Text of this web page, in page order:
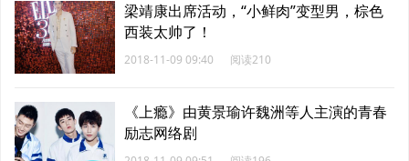
梁靖康出席活动，“小鲜肉”变型男，棕色
西装太帅了！
2018-11-09 09:40 阅读210
《上瘾》由黄景瑜许魏洲等人主演的青春
励志网络剧